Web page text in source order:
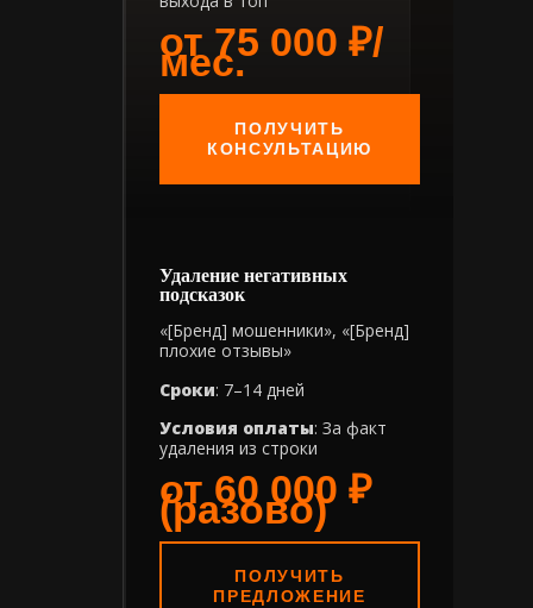
от 75 000 ₽/
мес.
ПОЛУЧИТЬ
КОНСУЛЬТАЦИЮ
Удаление негативных
подсказок
«[Бренд] мошенники», «[Бренд]
плохие отзывы»
Сроки: 7–14 дней
Условия оплаты: За факт
удаления из строки
от 60 000 ₽
(разово)
ПОЛУЧИТЬ
ПРЕДЛОЖЕНИЕ